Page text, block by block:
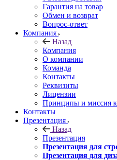
Гарантия на товар
Обмен и возврат
Вопрос-ответ
Компания
Назад
Компания
О компании
Команда
Контакты
Реквизиты
Лицензии
Принципы и миссия
Контакты
Презентация
Назад
Презентация
Презентация для
Презентация для